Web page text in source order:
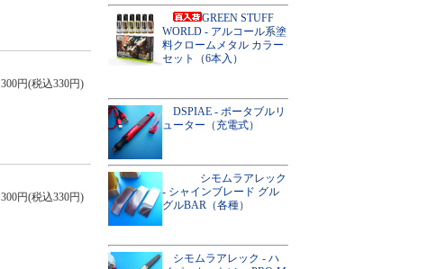
300円(税込330円)
300円(税込330円)
GREEN STUFF
WORLD - アルコール系塗
料クロームメタル カラー
セット（6本入）
DSPIAE - ポータブルリ
ューター（充電式）
シモムラアレック
- シャインブレード グル
グルBAR（各種）
シモムラアレック - ハ